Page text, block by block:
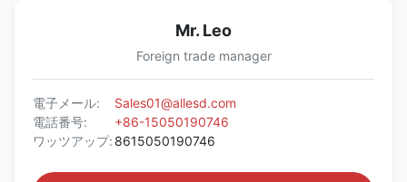
Mr. Leo
Foreign trade manager
電子メール:
Sales01@allesd.com
電話番号:
+86-15050190746
ワッツアップ: 8615050190746